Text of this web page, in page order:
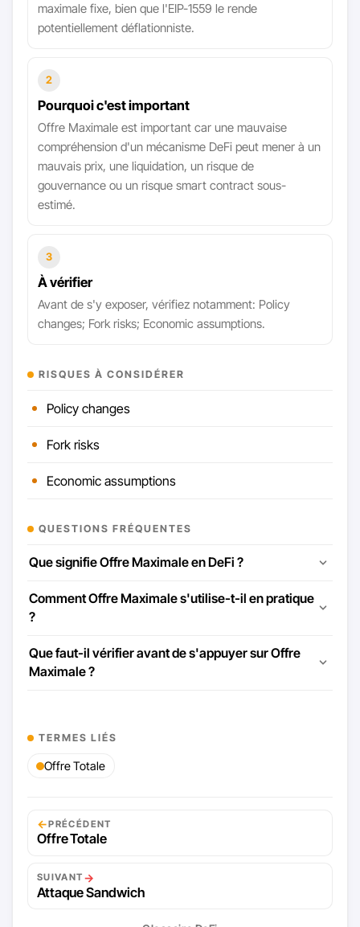
maximale fixe, bien que l'EIP-1559 le rende
potentiellement déflationniste.
2
Pourquoi c'est important
Offre Maximale est important car une mauvaise
compréhension d'un mécanisme DeFi peut mener à un
mauvais prix, une liquidation, un risque de
gouvernance ou un risque smart contract sous-
estimé.
3
À vérifier
Avant de s'y exposer, vérifiez notamment: Policy
changes; Fork risks; Economic assumptions.
RISQUES À CONSIDÉRER
Policy changes
Fork risks
Economic assumptions
QUESTIONS FRÉQUENTES
Que signifie Offre Maximale en DeFi ?
Comment Offre Maximale s'utilise-t-il en pratique
?
Que faut-il vérifier avant de s'appuyer sur Offre
Maximale ?
TERMES LIÉS
Offre Totale
←PRÉCÉDENT
Offre Totale
SUIVANT →
Attaque Sandwich